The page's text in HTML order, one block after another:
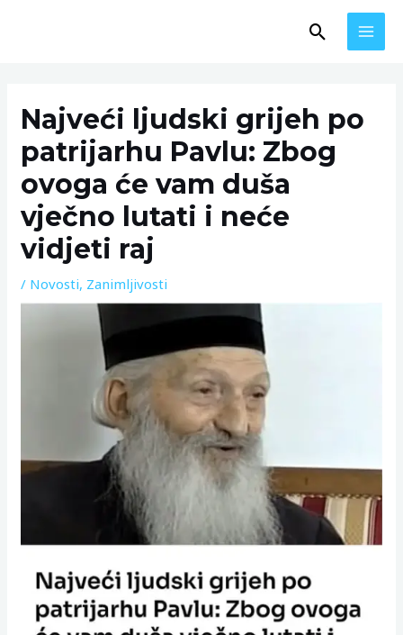
Search
Najveći ljudski grijeh po
patrijarhu Pavlu: Zbog
ovoga će vam duša
vječno lutati i neće
vidjeti raj
/ Novosti, Zanimljivosti